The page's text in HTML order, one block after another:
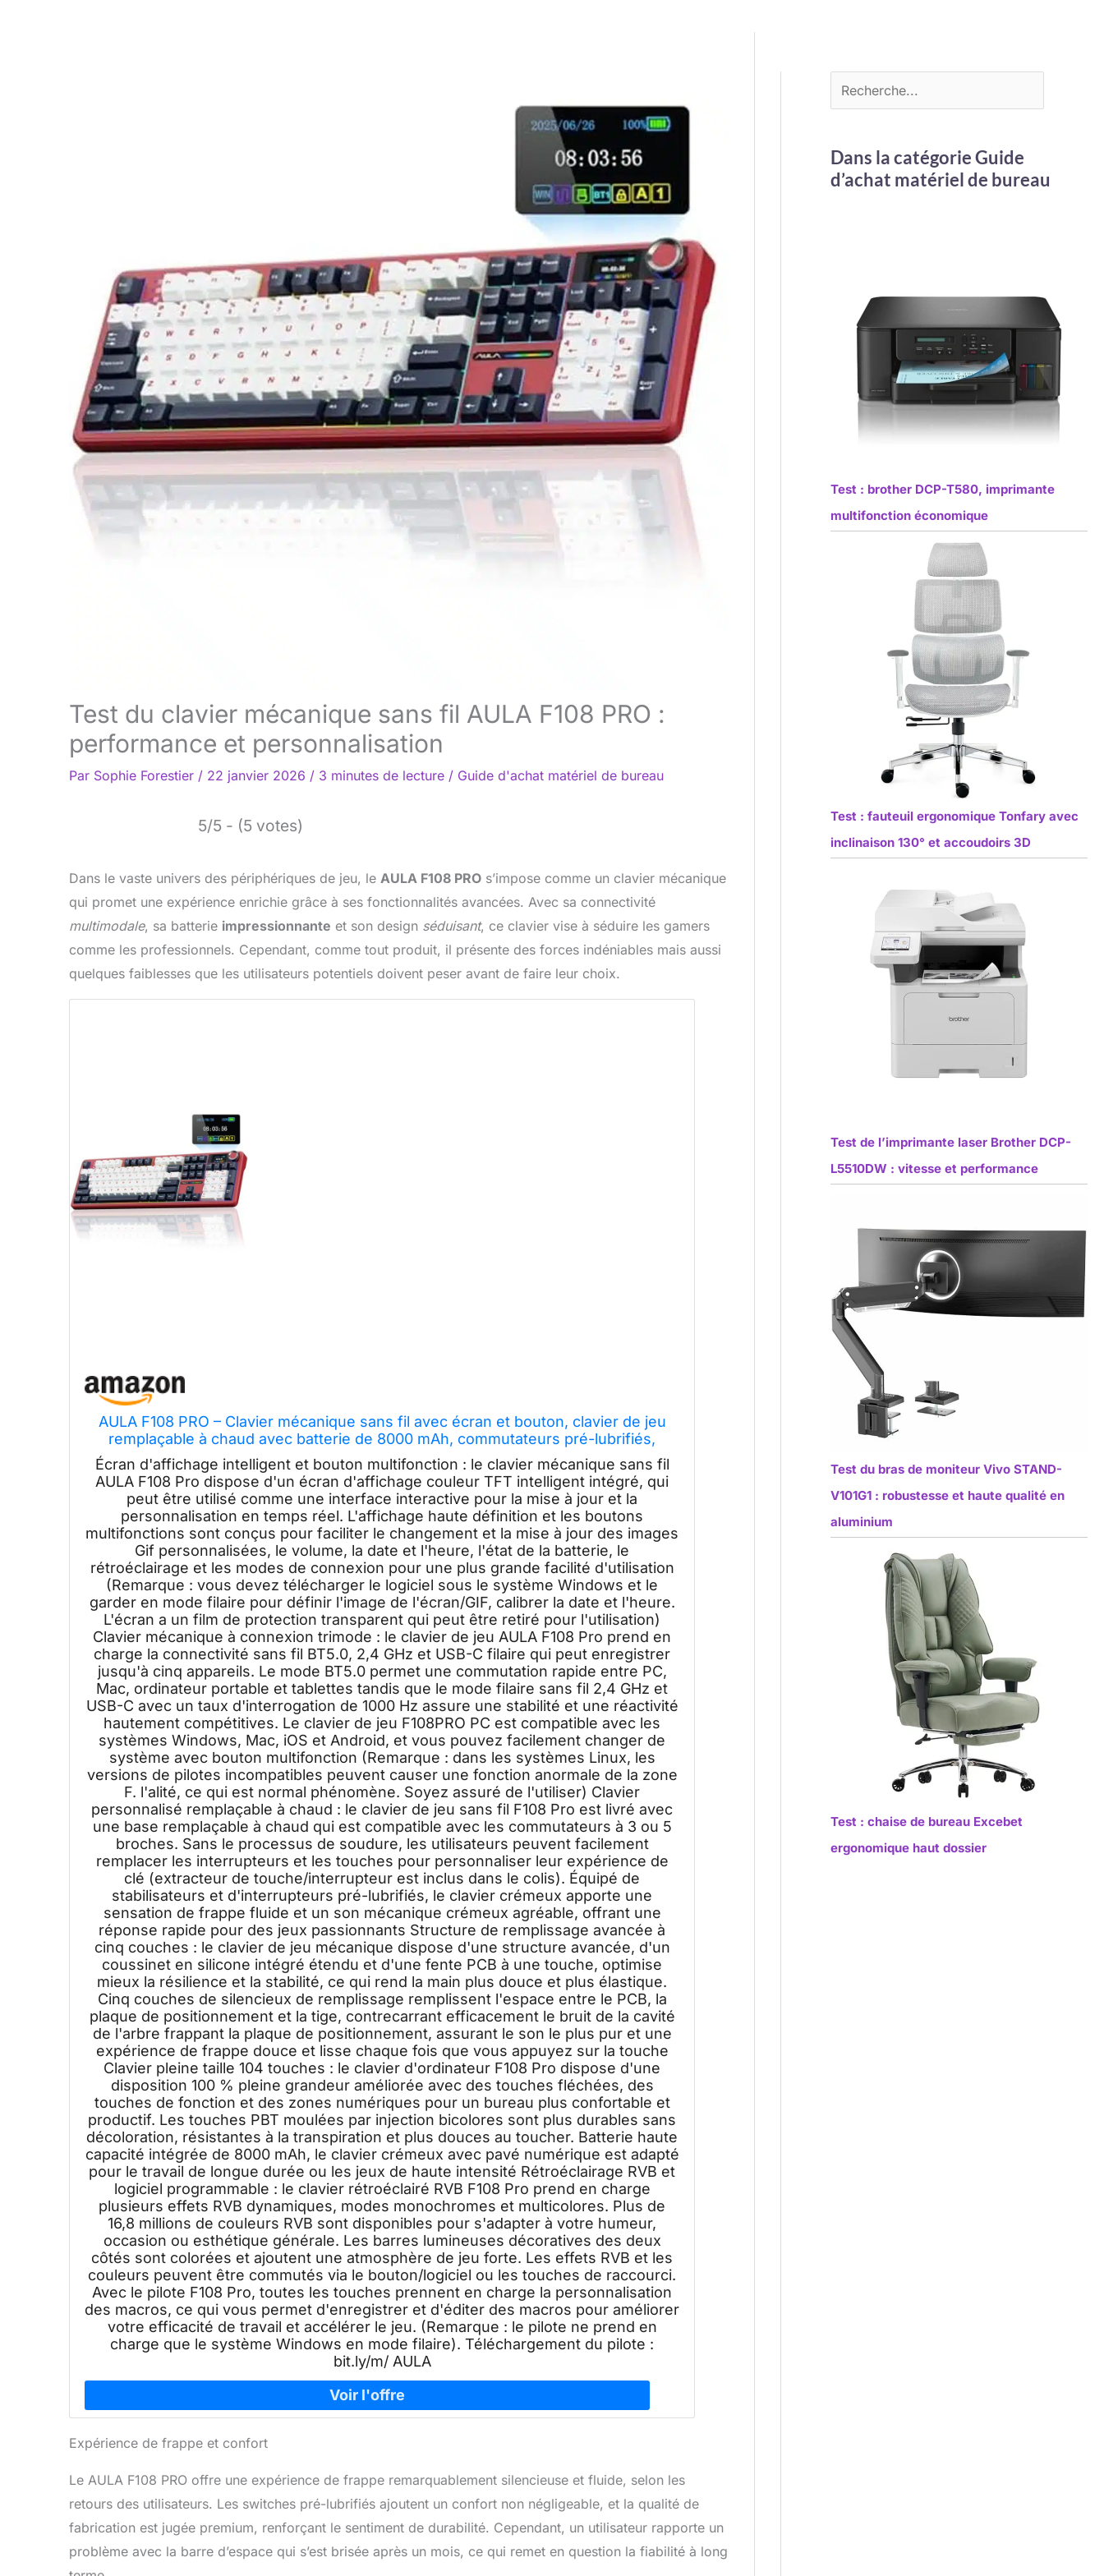
Test du clavier mécanique sans fil AULA F108 PRO :
performance et personnalisation
Par Sophie Forestier / 22 janvier 2026 / 3 minutes de lecture / Guide d'achat matériel de bureau
5/5 - (5 votes)
Dans le vaste univers des périphériques de jeu, le AULA F108 PRO s’impose comme un clavier mécanique
qui promet une expérience enrichie grâce à ses fonctionnalités avancées. Avec sa connectivité
multimodale, sa batterie impressionnante et son design séduisant, ce clavier vise à séduire les gamers
comme les professionnels. Cependant, comme tout produit, il présente des forces indéniables mais aussi
quelques faiblesses que les utilisateurs potentiels doivent peser avant de faire leur choix.
AULA F108 PRO – Clavier mécanique sans fil avec écran et bouton, clavier de jeu
remplaçable à chaud avec batterie de 8000 mAh, commutateurs pré-lubrifiés,
rétroéclairage RVB, touches PBT claviers
Écran d'affichage intelligent et bouton multifonction : le clavier mécanique sans fil
AULA F108 Pro dispose d'un écran d'affichage couleur TFT intelligent intégré, qui
peut être utilisé comme une interface interactive pour la mise à jour et la
personnalisation en temps réel. L'affichage haute définition et les boutons
multifonctions sont conçus pour faciliter le changement et la mise à jour des images
Gif personnalisées, le volume, la date et l'heure, l'état de la batterie, le
rétroéclairage et les modes de connexion pour une plus grande facilité d'utilisation
(Remarque : vous devez télécharger le logiciel sous le système Windows et le
garder en mode filaire pour définir l'image de l'écran/GIF, calibrer la date et l'heure.
L'écran a un film de protection transparent qui peut être retiré pour l'utilisation)
Clavier mécanique à connexion trimode : le clavier de jeu AULA F108 Pro prend en
charge la connectivité sans fil BT5.0, 2,4 GHz et USB-C filaire qui peut enregistrer
jusqu'à cinq appareils. Le mode BT5.0 permet une commutation rapide entre PC,
Mac, ordinateur portable et tablettes tandis que le mode filaire sans fil 2,4 GHz et
USB-C avec un taux d'interrogation de 1000 Hz assure une stabilité et une réactivité
hautement compétitives. Le clavier de jeu F108PRO PC est compatible avec les
systèmes Windows, Mac, iOS et Android, et vous pouvez facilement changer de
système avec bouton multifonction (Remarque : dans les systèmes Linux, les
versions de pilotes incompatibles peuvent causer une fonction anormale de la zone
F. l'alité, ce qui est normal phénomène. Soyez assuré de l'utiliser) Clavier
personnalisé remplaçable à chaud : le clavier de jeu sans fil F108 Pro est livré avec
une base remplaçable à chaud qui est compatible avec les commutateurs à 3 ou 5
broches. Sans le processus de soudure, les utilisateurs peuvent facilement
remplacer les interrupteurs et les touches pour personnaliser leur expérience de
clé (extracteur de touche/interrupteur est inclus dans le colis). Équipé de
stabilisateurs et d'interrupteurs pré-lubrifiés, le clavier crémeux apporte une
sensation de frappe fluide et un son mécanique crémeux agréable, offrant une
réponse rapide pour des jeux passionnants Structure de remplissage avancée à
cinq couches : le clavier de jeu mécanique dispose d'une structure avancée, d'un
coussinet en silicone intégré étendu et d'une fente PCB à une touche, optimise
mieux la résilience et la stabilité, ce qui rend la main plus douce et plus élastique.
Cinq couches de silencieux de remplissage remplissent l'espace entre le PCB, la
plaque de positionnement et la tige, contrecarrant efficacement le bruit de la cavité
de l'arbre frappant la plaque de positionnement, assurant le son le plus pur et une
expérience de frappe douce et lisse chaque fois que vous appuyez sur la touche
Clavier pleine taille 104 touches : le clavier d'ordinateur F108 Pro dispose d'une
disposition 100 % pleine grandeur améliorée avec des touches fléchées, des
touches de fonction et des zones numériques pour un bureau plus confortable et
productif. Les touches PBT moulées par injection bicolores sont plus durables sans
décoloration, résistantes à la transpiration et plus douces au toucher. Batterie haute
capacité intégrée de 8000 mAh, le clavier crémeux avec pavé numérique est adapté
pour le travail de longue durée ou les jeux de haute intensité Rétroéclairage RVB et
logiciel programmable : le clavier rétroéclairé RVB F108 Pro prend en charge
plusieurs effets RVB dynamiques, modes monochromes et multicolores. Plus de
16,8 millions de couleurs RVB sont disponibles pour s'adapter à votre humeur,
occasion ou esthétique générale. Les barres lumineuses décoratives des deux
côtés sont colorées et ajoutent une atmosphère de jeu forte. Les effets RVB et les
couleurs peuvent être commutés via le bouton/logiciel ou les touches de raccourci.
Avec le pilote F108 Pro, toutes les touches prennent en charge la personnalisation
des macros, ce qui vous permet d'enregistrer et d'éditer des macros pour améliorer
votre efficacité de travail et accélérer le jeu. (Remarque : le pilote ne prend en
charge que le système Windows en mode filaire). Téléchargement du pilote :
bit.ly/m/ AULA
Expérience de frappe et confort
Le AULA F108 PRO offre une expérience de frappe remarquablement silencieuse et fluide, selon les
retours des utilisateurs. Les switches pré-lubrifiés ajoutent un confort non négligeable, et la qualité de
fabrication est jugée premium, renforçant le sentiment de durabilité. Cependant, un utilisateur rapporte un
problème avec la barre d’espace qui s’est brisée après un mois, ce qui remet en question la fiabilité à long
Dans la catégorie Guide
d’achat matériel de bureau
Test : brother DCP-T580, imprimante
multifonction économique
Test : fauteuil ergonomique Tonfary avec
inclinaison 130° et accoudoirs 3D
Test de l’imprimante laser Brother DCP-
L5510DW : vitesse et performance
Test du bras de moniteur Vivo STAND-
V101G1 : robustesse et haute qualité en
aluminium
Test : chaise de bureau Excebet
ergonomique haut dossier